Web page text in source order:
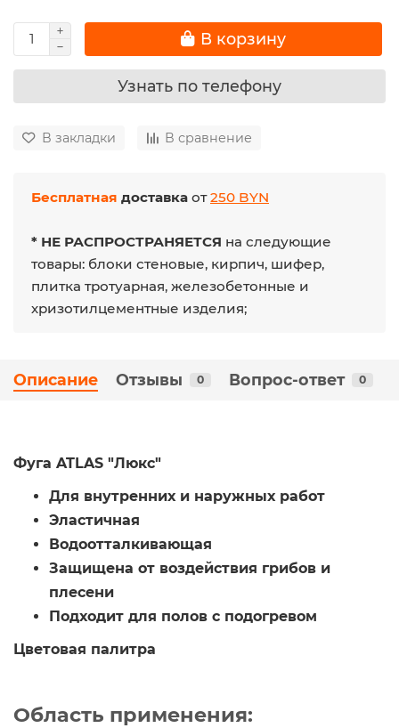
В корзину
Узнать по телефону
В закладки В сравнение
Бесплатная доставка от250 BYN
* НЕ РАСПРОСТРАНЯЕТСЯ на следующие
товары: блоки стеновые, кирпич, шифер,
плитка тротуарная, железобетонные и
хризотилцементные изделия;
Описание Отзывы 0 Вопрос-ответ 0
Фуга ATLAS "Люкс"
Для внутренних и наружных работ
Эластичная
Водоотталкивающая
Защищена от воздействия грибов и
плесени
Подходит для полов с подогревом
​Цветовая палитра
Область применения: